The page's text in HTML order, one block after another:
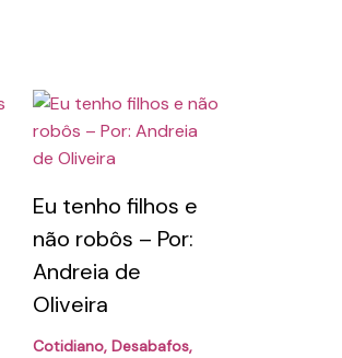
Eu tenho filhos e
não robôs – Por:
Andreia de
Oliveira
Cotidiano, Desabafos,